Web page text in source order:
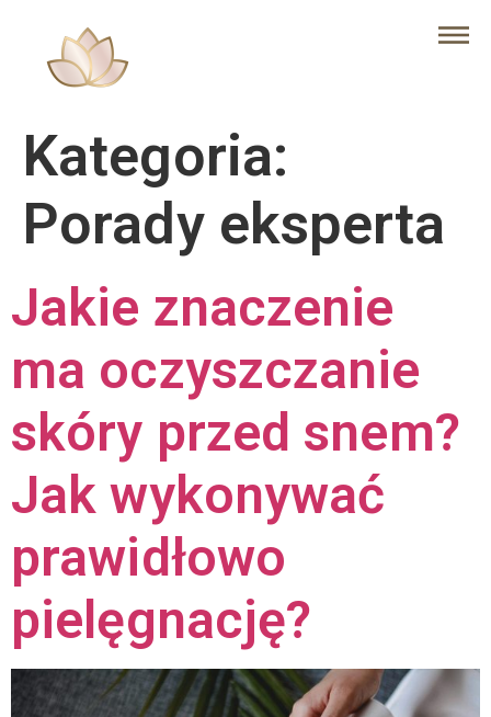
Kategoria:
Porady eksperta
Jakie znaczenie
ma oczyszczanie
skóry przed snem?
Jak wykonywać
prawidłowo
pielęgnację?